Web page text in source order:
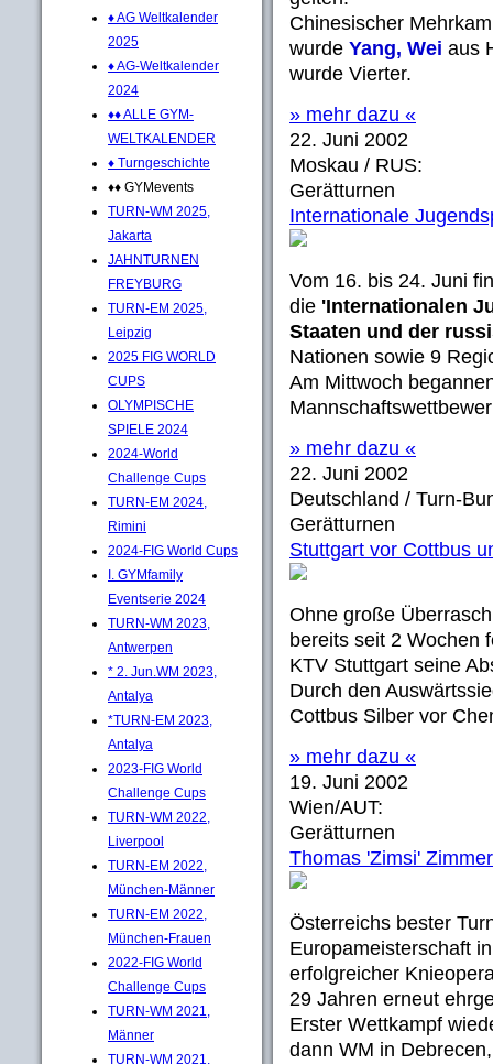
♦ AG Weltkalender
2025
♦ AG-Weltkalender
2024
♦♦ ALLE GYM-
WELTKALENDER
♦ Turngeschichte
♦♦ GYMevents
TURN-WM 2025,
Jakarta
JAHNTURNEN
FREYBURG
TURN-EM 2025,
Leipzig
2025 FIG WORLD
CUPS
OLYMPISCHE
SPIELE 2024
2024-World
Challenge Cups
TURN-EM 2024,
Rimini
2024-FIG World Cups
I. GYMfamily
Eventserie 2024
TURN-WM 2023,
Antwerpen
* 2. Jun.WM 2023,
Antalya
*TURN-EM 2023,
Antalya
2023-FIG World
Challenge Cups
TURN-WM 2022,
Liverpool
TURN-EM 2022,
München-Männer
TURN-EM 2022,
München-Frauen
2022-FIG World
Challenge Cups
TURN-WM 2021,
Männer
TURN-WM 2021,
Chinesischer
wurde Yang, Wei aus
wurde Vierter.
» mehr dazu «
22. Juni 2002
Moskau / RUS:
Gerätturnen
Internationale
Vom 16. bis 24. Juni
die 'Internationalen
Staaten und der
Nationen sowie 9
Am Mittwoch
» mehr dazu «
22. Juni 2002
Deutschland / Turn-
Gerätturnen
Stuttgart vor Cottbus
Ohne große
bereits seit 2 Wochen
KTV Stuttgart seine
Durch den
Cottbus Silber vor
» mehr dazu «
19. Juni 2002
Wien/AUT:
Gerätturnen
Thomas 'Zimsi'
Österreichs bester
Europameisterschaft
erfolgreicher
29 Jahren erneut
Erster Wettkampf
dann WM in